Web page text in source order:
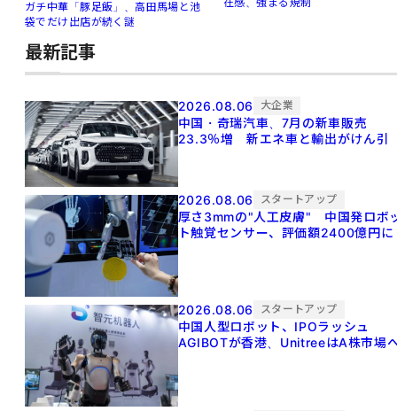
ガチ中華「豚足飯」、高田馬場と池
袋でだけ出店が続く謎
最新記事
2026.08.06 大企業
中国・奇瑞汽車、7月の新車販売
23.3％増 新エネ車と輸出がけん引
2026.08.06 スタートアップ
厚さ3mmの"人工皮膚" 中国発ロボ
ト触覚センサー、評価額2400億円に
2026.08.06 スタートアップ
中国人型ロボット、IPOラッシュ
AGIBOTが香港、UnitreeはA株市場